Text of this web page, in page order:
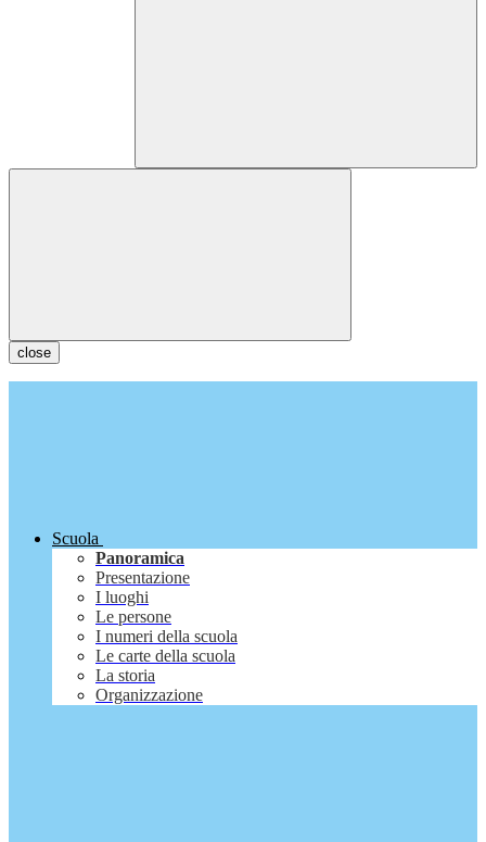
close
Scuola
Panoramica
Presentazione
I luoghi
Le persone
I numeri della scuola
Le carte della scuola
La storia
Organizzazione